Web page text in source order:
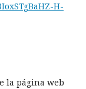
H-
la página web